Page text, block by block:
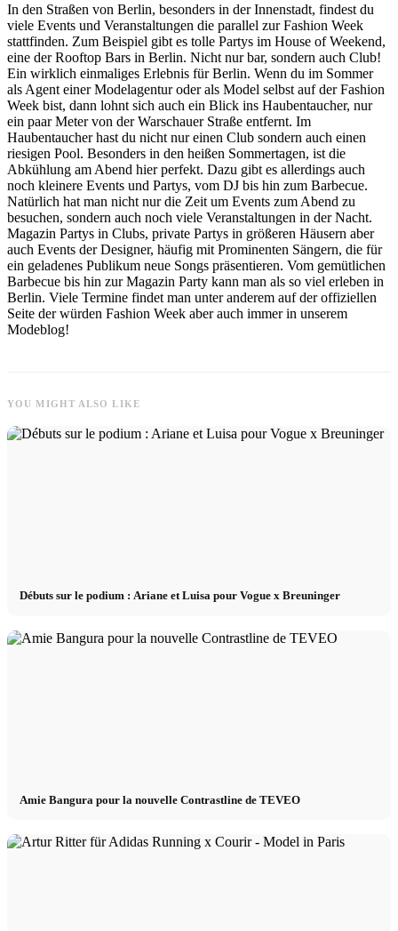
In den Straßen von Berlin, besonders in der Innenstadt, findest du
viele Events und Veranstaltungen die parallel zur Fashion Week
stattfinden. Zum Beispiel gibt es tolle Partys im House of Weekend,
eine der Rooftop Bars in Berlin. Nicht nur bar, sondern auch Club!
Ein wirklich einmaliges Erlebnis für Berlin. Wenn du im Sommer
als Agent einer Modelagentur oder als Model selbst auf der Fashion
Week bist, dann lohnt sich auch ein Blick ins Haubentaucher, nur
ein paar Meter von der Warschauer Straße entfernt. Im
Haubentaucher hast du nicht nur einen Club sondern auch einen
riesigen Pool. Besonders in den heißen Sommertagen, ist die
Abkühlung am Abend hier perfekt. Dazu gibt es allerdings auch
noch kleinere Events und Partys, vom DJ bis hin zum Barbecue.
Natürlich hat man nicht nur die Zeit um Events zum Abend zu
besuchen, sondern auch noch viele Veranstaltungen in der Nacht.
Magazin Partys in Clubs, private Partys in größeren Häusern aber
auch Events der Designer, häufig mit Prominenten Sängern, die für
ein geladenes Publikum neue Songs präsentieren. Vom gemütlichen
Barbecue bis hin zur Magazin Party kann man als so viel erleben in
Berlin. Viele Termine findet man unter anderem auf der offiziellen
Seite der würden Fashion Week aber auch immer in unserem
Modeblog!
YOU MIGHT ALSO LIKE
Débuts sur le podium : Ariane et Luisa pour Vogue x Breuninger
Amie Bangura pour la nouvelle Contrastline de TEVEO